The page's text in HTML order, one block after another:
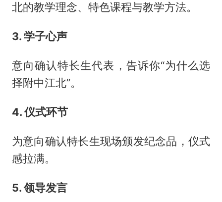
北的教学理念、特色课程与教学方法。
3. 学子心声
意向确认特长生代表，告诉你“为什么选
择附中江北”。
4. 仪式环节
为意向确认特长生现场颁发纪念品，仪式
感拉满。
5. 领导发言